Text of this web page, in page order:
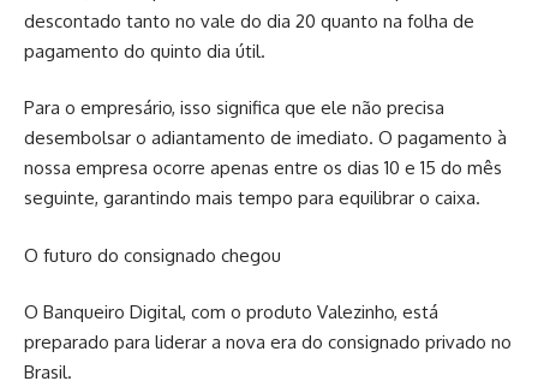
descontado tanto no vale do dia 20 quanto na folha de
pagamento do quinto dia útil.
Para o empresário, isso significa que ele não precisa
desembolsar o adiantamento de imediato. O pagamento à
nossa empresa ocorre apenas entre os dias 10 e 15 do mês
seguinte, garantindo mais tempo para equilibrar o caixa.
O futuro do consignado chegou
O Banqueiro Digital, com o produto Valezinho, está
preparado para liderar a nova era do consignado privado no
Brasil.